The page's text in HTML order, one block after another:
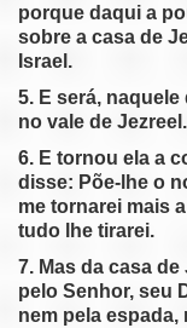
Oseias 13
Oseias 14
porque daqui a
sobre a casa de
Israel.
5. E será,
no vale de Jezreel.
6. E tornou ela a
disse: Põe-lhe o
me tornarei mais
tudo lhe tirarei.
7. Mas da casa
pelo Senhor, seu
nem pela